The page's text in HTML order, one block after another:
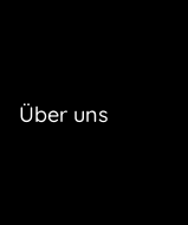
Über uns